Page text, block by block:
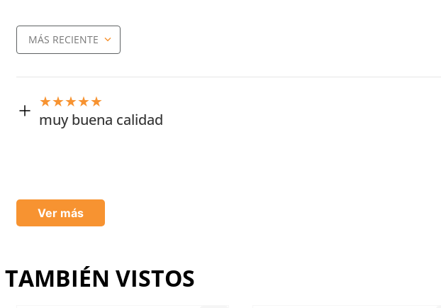
Agregar comentario
Título
MÁS RECIENTE
★★★★★
muy buena calidad
Ver más
TAMBIÉN VISTOS